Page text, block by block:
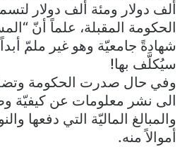
ألف دولار ومئة ألف دولار
الحكومة المقبلة، علماً أنّ
شهادةً جامعيّة وهو غير ملمّ
سيُكلَّف بها!
وفي حال صدرت الحكومة
الى نشر معلومات عن كيفيّة
والمبالغ الماليّة التي دفعها
أموالاً منه.